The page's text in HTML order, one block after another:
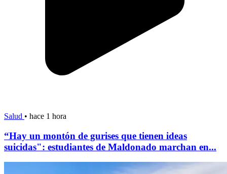
Salud • hace 1 hora
“Hay un montón de gurises que tienen ideas
suicidas": estudiantes de Maldonado marchan en...